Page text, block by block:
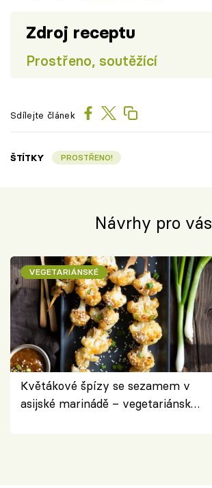
Zdroj receptu
Prostřeno, soutěžící
Sdílejte článek
ŠTÍTKY PROSTŘENO!
Návrhy pro vás
VEGETARIÁNSKÉ
Květákové špízy se sezamem v
asijské marinádě – vegetariánská